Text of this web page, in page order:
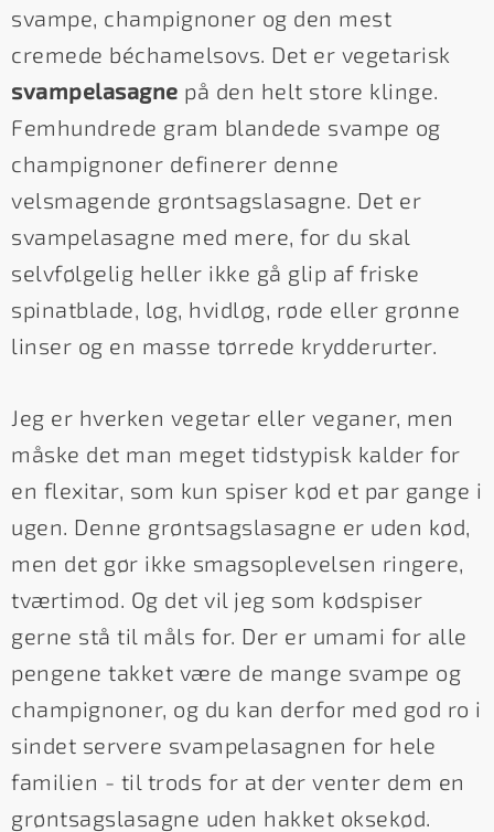
svampe, champignoner og den mest
cremede béchamelsovs. Det er vegetarisk
svampelasagne på den helt store klinge.
Femhundrede gram blandede svampe og
champignoner definerer denne
velsmagende grøntsagslasagne. Det er
svampelasagne med mere, for du skal
selvfølgelig heller ikke gå glip af friske
spinatblade, løg, hvidløg, røde eller grønne
linser og en masse tørrede krydderurter.
Jeg er hverken vegetar eller veganer, men
måske det man meget tidstypisk kalder for
en flexitar, som kun spiser kød et par gange i
ugen. Denne grøntsagslasagne er uden kød,
men det gør ikke smagsoplevelsen ringere,
tværtimod. Og det vil jeg som kødspiser
gerne stå til måls for. Der er umami for alle
pengene takket være de mange svampe og
champignoner, og du kan derfor med god ro i
sindet servere svampelasagnen for hele
familien - til trods for at der venter dem en
grøntsagslasagne uden hakket oksekød.